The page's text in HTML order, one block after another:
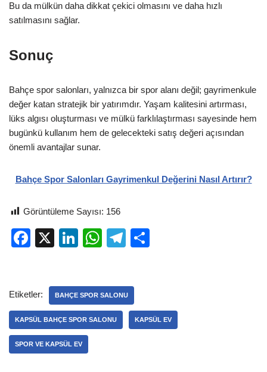
Bu da mülkün daha dikkat çekici olmasını ve daha hızlı
satılmasını sağlar.
Sonuç
Bahçe spor salonları, yalnızca bir spor alanı değil; gayrimenkule
değer katan stratejik bir yatırımdır. Yaşam kalitesini artırması,
lüks algısı oluşturması ve mülkü farklılaştırması sayesinde hem
bugünkü kullanım hem de gelecekteki satış değeri açısından
önemli avantajlar sunar.
Bahçe Spor Salonları Gayrimenkul Değerini Nasıl Artırır?
Görüntüleme Sayısı: 156
F
e
b
o
o
X
Li
e
dI
n
W
s
A
p
T
gr
a
m
Etiketler: BAHÇE SPOR SALONU
KAPSÜL BAHÇE SPOR SALONU KAPSÜL EV
SPOR VE KAPSÜL EV